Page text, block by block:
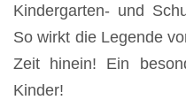
Kindergarten- und
So wirkt die Legende
Zeit hinein! Ein
Kinder!